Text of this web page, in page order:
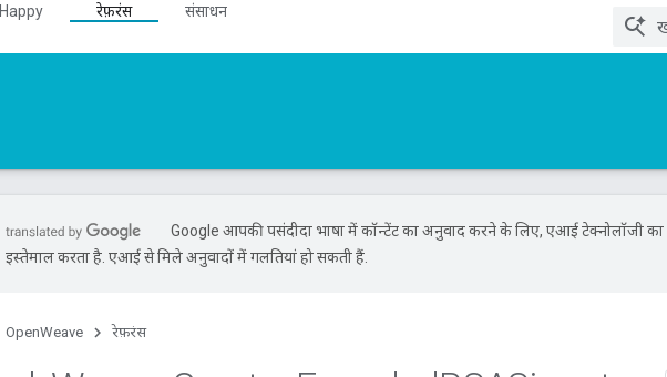
Happy रेफ़रंस
संसाधन
Google आपकी पसंदीदा भाषा में कॉन्टेंट का अनुवाद करने के लिए, एआई टेक्नोलॉजी का
इस्तेमाल करता है. एआई से मिले अनुवादों में गलतियां हो सकती हैं.
OpenWeave रेफ़रंस